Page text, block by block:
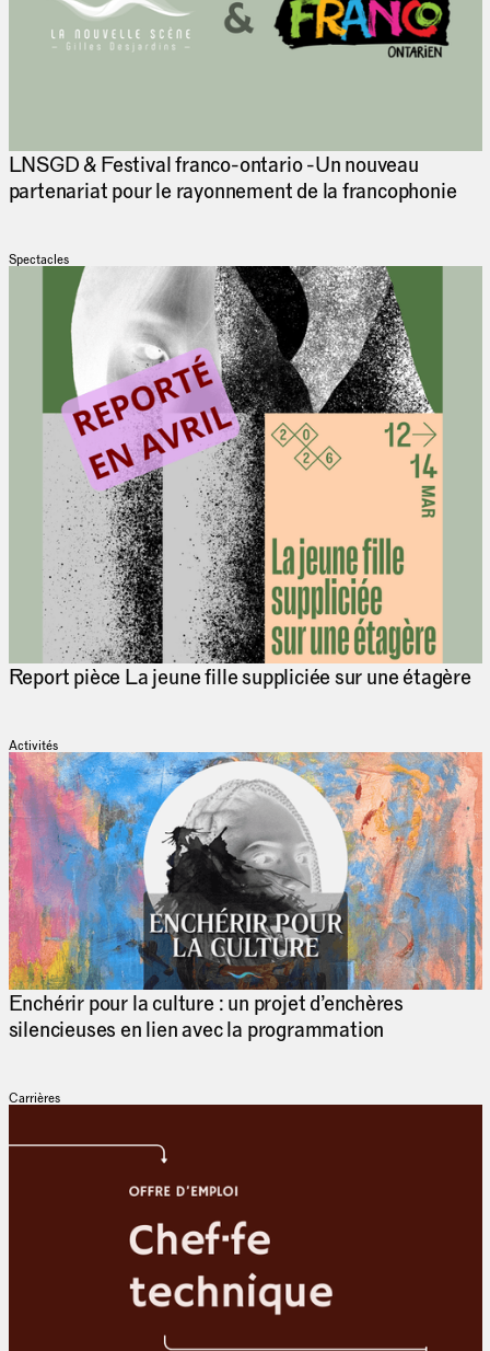
LNSGD & Festival franco-ontario -Un nouveau
partenariat pour le rayonnement de la francophonie
Spectacles
Report pièce La jeune fille suppliciée sur une étagère
Activités
Enchérir pour la culture : un projet d’enchères
silencieuses en lien avec la programmation
Carrières